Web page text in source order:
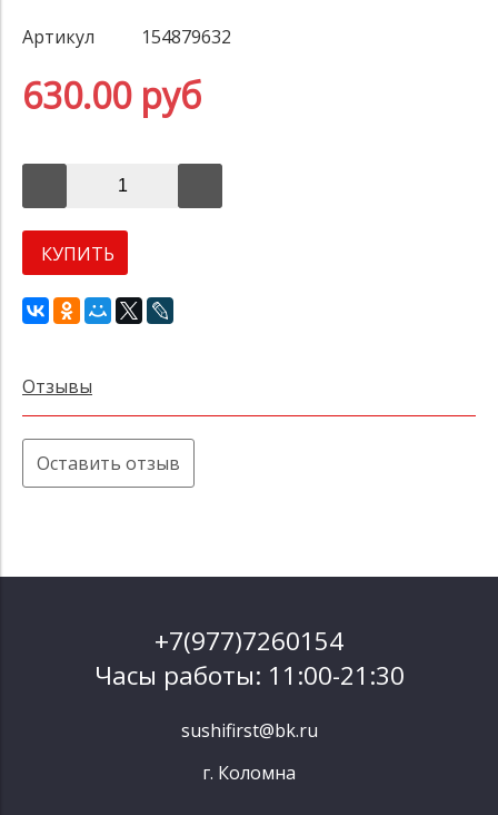
Артикул 154879632
630.00 руб
КУПИТЬ
Отзывы
Оставить отзыв
+7(977)7260154
Часы работы: 11:00-21:30
sushifirst@bk.ru
г. Коломна